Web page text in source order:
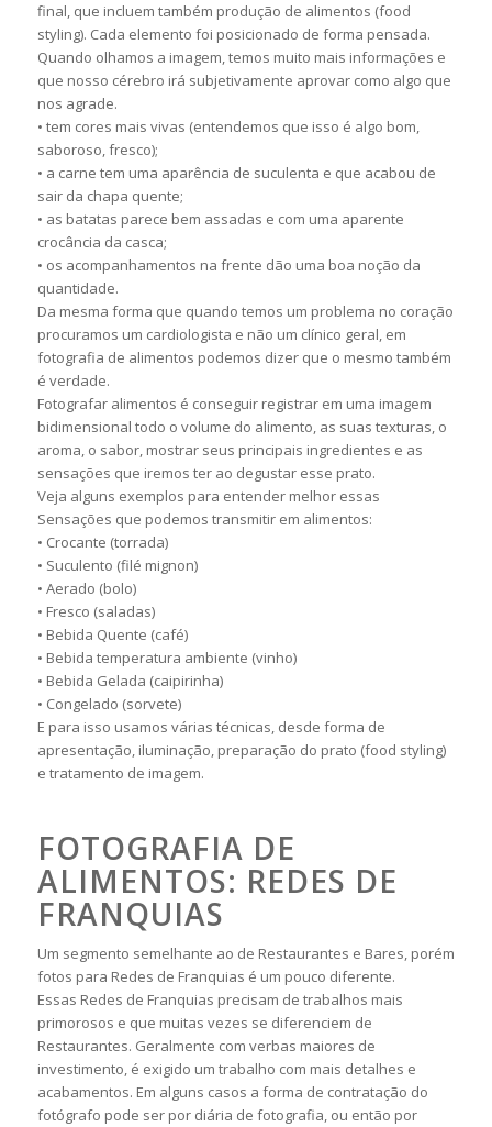
final, que incluem também produção de alimentos (food
styling). Cada elemento foi posicionado de forma pensada.
Quando olhamos a imagem, temos muito mais informações e
que nosso cérebro irá subjetivamente aprovar como algo que
nos agrade.
• tem cores mais vivas (entendemos que isso é algo bom,
saboroso, fresco);
• a carne tem uma aparência de suculenta e que acabou de
sair da chapa quente;
• as batatas parece bem assadas e com uma aparente
crocância da casca;
• os acompanhamentos na frente dão uma boa noção da
quantidade.
Da mesma forma que quando temos um problema no coração
procuramos um cardiologista e não um clínico geral, em
fotografia de alimentos podemos dizer que o mesmo também
é verdade.
Fotografar alimentos é conseguir registrar em uma imagem
bidimensional todo o volume do alimento, as suas texturas, o
aroma, o sabor, mostrar seus principais ingredientes e as
sensações que iremos ter ao degustar esse prato.
Veja alguns exemplos para entender melhor essas
Sensações que podemos transmitir em alimentos:
• Crocante (torrada)
• Suculento (filé mignon)
• Aerado (bolo)
• Fresco (saladas)
• Bebida Quente (café)
• Bebida temperatura ambiente (vinho)
• Bebida Gelada (caipirinha)
• Congelado (sorvete)
E para isso usamos várias técnicas, desde forma de
apresentação, iluminação, preparação do prato (food styling)
e tratamento de imagem.
FOTOGRAFIA DE
ALIMENTOS: REDES DE
FRANQUIAS
Um segmento semelhante ao de Restaurantes e Bares, porém
fotos para Redes de Franquias é um pouco diferente.
Essas Redes de Franquias precisam de trabalhos mais
primorosos e que muitas vezes se diferenciem de
Restaurantes. Geralmente com verbas maiores de
investimento, é exigido um trabalho com mais detalhes e
acabamentos. Em alguns casos a forma de contratação do
fotógrafo pode ser por diária de fotografia, ou então por